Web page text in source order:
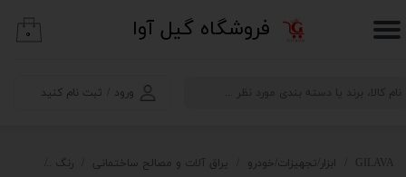
​فروشگاه گیل آوا
ورود ثبت نام کنید
حساب کاربری من
خروج از حساب کاربری
۰
GILAVA ابزار/تجهیزات/خودرو یراق آلات و مصالح ساختمانی رنگ